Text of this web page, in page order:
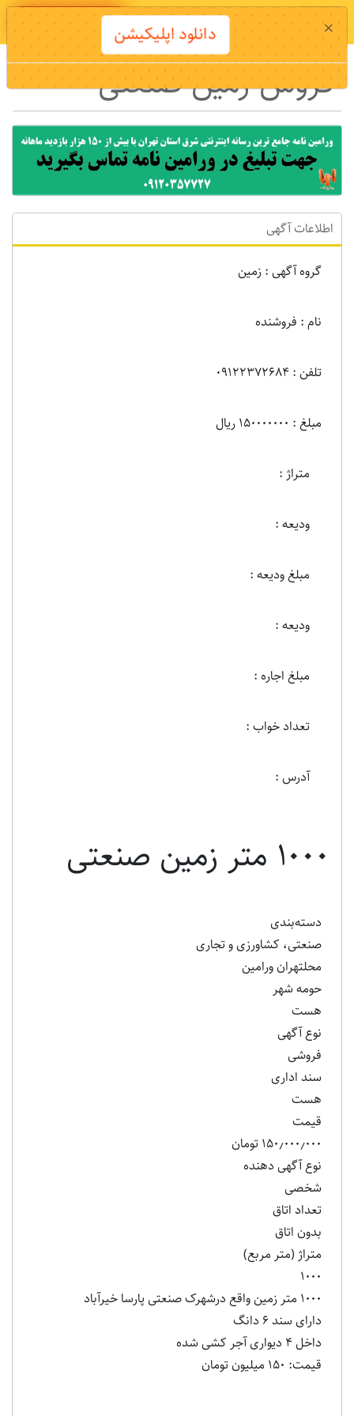
دانلود اپلیکیشن
فروش زمین صنعتی
اطلاعات آگهی
گروه آگهی : زمين
نام : فروشنده
تلفن : 09122372684
مبلغ : 150000000 ریال
متراژ :
ودیعه :
مبلغ ودیعه :
ودیعه :
مبلغ اجاره :
تعداد خواب :
آدرس :
۱۰۰۰ متر زمین صنعتی
دسته‌بندی
صنعتی، کشاورزی و تجاری
محلتهران ورامین
حومه شهر
هست
نوع آگهی
فروشی
سند اداری
هست
قیمت
۱۵۰٫۰۰۰٫۰۰۰ تومان
نوع آگهی دهنده
شخصی
تعداد اتاق
بدون اتاق
متراژ (متر مربع)
۱۰۰۰
۱۰۰۰ متر زمین واقع درشهرک صنعتی پارسا خیرآباد
دارای سند ۶ دانگ
داخل ۴ دیواری آجر کشی شده
قیمت: ۱۵۰ میلیون تومان
× دانلود اپلیکیشن